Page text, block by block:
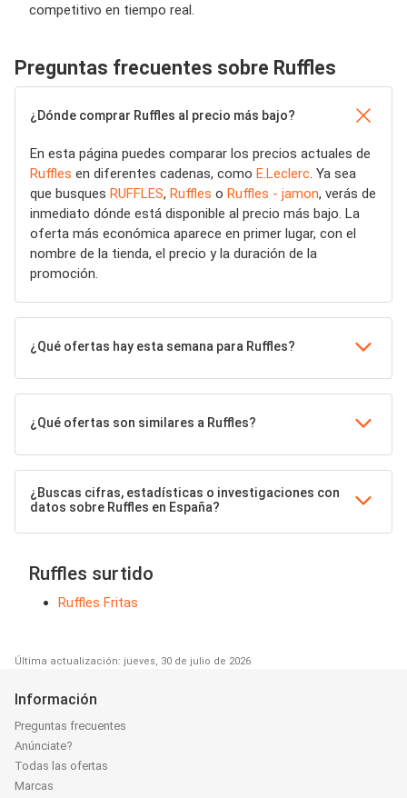
competitivo en tiempo real.
Preguntas frecuentes sobre Ruffles
¿Dónde comprar Ruffles al precio más bajo?
En esta página puedes comparar los precios actuales de
Ruffles en diferentes cadenas, como E.Leclerc. Ya sea
que busques RUFFLES, Ruffles o Ruffles - jamon, verás de
inmediato dónde está disponible al precio más bajo. La
oferta más económica aparece en primer lugar, con el
nombre de la tienda, el precio y la duración de la
promoción.
¿Qué ofertas hay esta semana para Ruffles?
¿Qué ofertas son similares a Ruffles?
¿Buscas cifras, estadísticas o investigaciones con
datos sobre Ruffles en España?
Ruffles surtido
Ruffles Fritas
Última actualización: jueves, 30 de julio de 2026
Información
Preguntas frecuentes
Anúnciate?
Todas las ofertas
Marcas